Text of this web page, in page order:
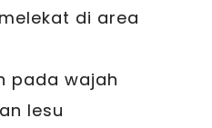
di area
pada wajah
lesu